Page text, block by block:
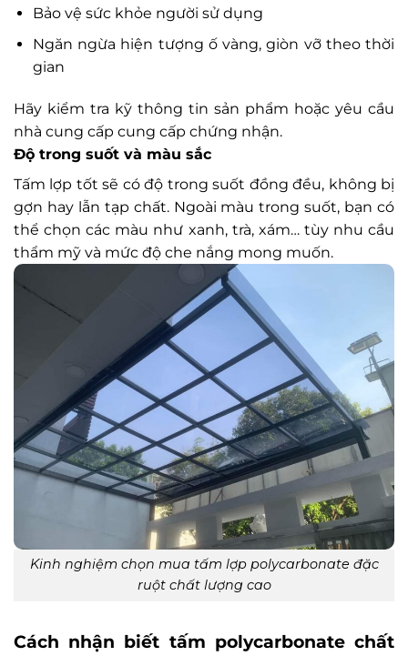
Bảo vệ sức khỏe người sử dụng
Ngăn ngừa hiện tượng ố vàng, giòn vỡ theo thời
gian
Hãy kiểm tra kỹ thông tin sản phẩm hoặc yêu cầu
nhà cung cấp cung cấp chứng nhận.
Độ trong suốt và màu sắc
Tấm lợp tốt sẽ có độ trong suốt đồng đều, không bị
gợn hay lẫn tạp chất. Ngoài màu trong suốt, bạn có
thể chọn các màu như xanh, trà, xám… tùy nhu cầu
thẩm mỹ và mức độ che nắng mong muốn.
Kinh nghiệm chọn mua tấm lợp polycarbonate đặc
ruột chất lượng cao
Cách nhận biết tấm polycarbonate chất